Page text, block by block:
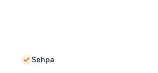
Sehpa